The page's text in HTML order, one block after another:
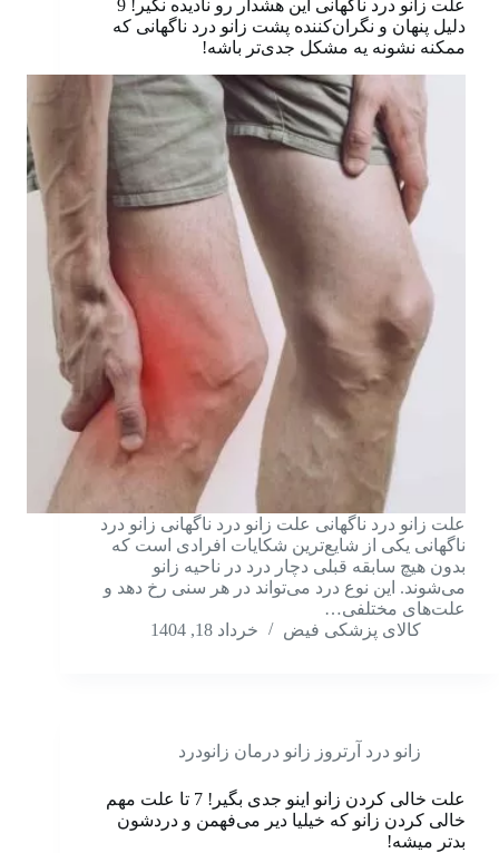
علت زانو درد ناگهانی این هشدار رو نادیده نگیر! 9
دلیل پنهان و نگران‌کننده پشت زانو درد ناگهانی که
ممکنه نشونه یه مشکل جدی‌تر باشه!
علت زانو درد ناگهانی علت زانو درد ناگهانی زانو درد
ناگهانی یکی از شایع‌ترین شکایات افرادی است که
بدون هیچ سابقه قبلی دچار درد در ناحیه زانو
می‌شوند. این نوع درد می‌تواند در هر سنی رخ دهد و
علت‌های مختلفی…
کالای پزشکی فیض
خرداد 18, 1404
زانو درد آرتروز زانو درمان زانودرد
علت خالی کردن زانو اینو جدی بگیر! 7 تا علت مهم
خالی کردن زانو که خیلیا دیر می‌فهمن و دردشون
بدتر میشه!